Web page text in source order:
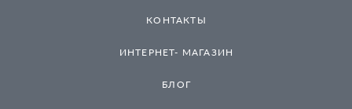
КОНТАКТЫ
ИНТЕРНЕТ- МАГАЗИН
БЛОГ